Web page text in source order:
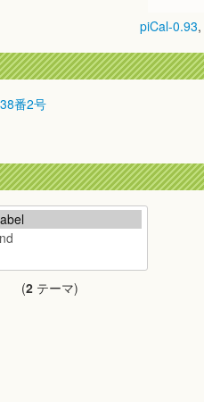
piCal-0.93,
番2号
(2 テーマ)